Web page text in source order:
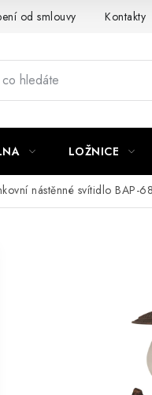
od smlouvy Kontakty
LOŽNICE
nástěnné svítidlo BAP-